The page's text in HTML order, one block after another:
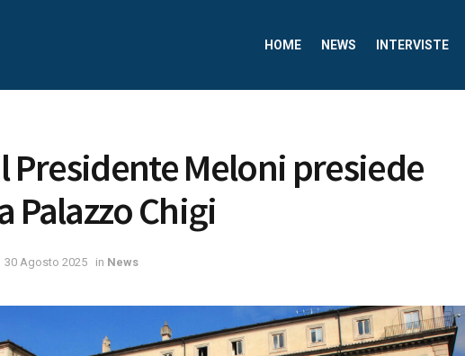
HOME NEWS INTERVISTE
Presidente Meloni presiede
Palazzo Chigi
30 Agosto 2025 in News